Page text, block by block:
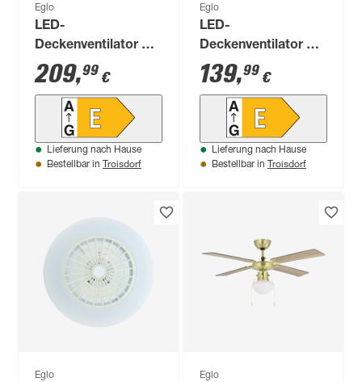
Eglo
LED-
Deckenventilator mit
Beleuchtung 'Igeldo'
15 W 1800 lm RGB -
tunable white Ø 50 x
46 cm
209,99 €
Lieferung nach Hause
Bestellbar in Troisdorf
Eglo
LED-
Deckenventilator mit
Beleuchtung
'Marinella' dimmbar
36 W 4000 lm RGB -
tunable white Ø 50 x
15,5 cm
139,99 €
Lieferung nach Hause
Bestellbar in Troisdorf
Eglo Eglo